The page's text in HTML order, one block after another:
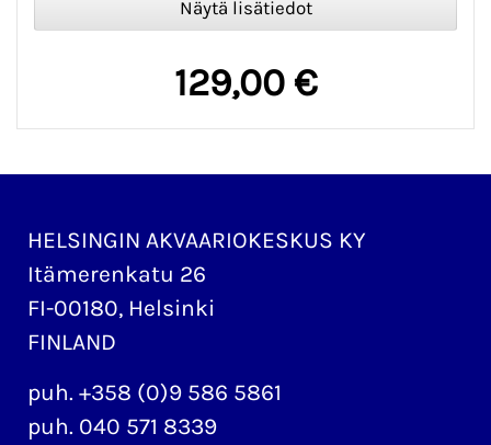
129,00 €
HELSINGIN AKVAARIOKESKUS KY
Itämerenkatu 26
FI-00180, Helsinki
FINLAND
puh. +358 (0)9 586 5861
puh. 040 571 8339